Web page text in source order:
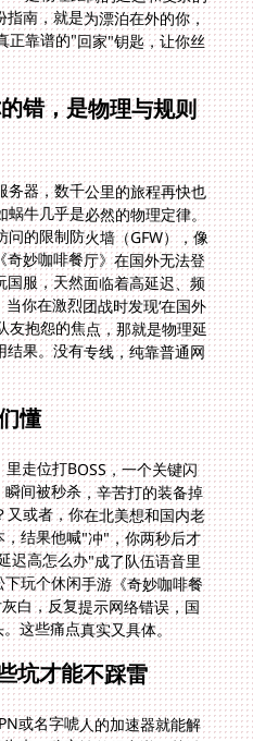
错，是物理与规则
务器，数千公里的旅程再快也
蜗牛几乎是必然的物理定律。
的限制防火墙（GFW），像
奇妙咖啡餐厅》在国外无法登
国服，天然面临着高延迟、频
你在激烈团战时发现‘在国外
友抱怨的焦点，那就是物理延
结果。没有专线，纯靠普通网
懂
走位打BOSS，一个关键闪
间被秒杀，辛苦打的装备掉
或者，你在北美想和国内老
结果他喊"冲"，你两秒后才
迟高怎么办"成了队伍语音里
玩个休闲手游《奇妙咖啡餐
白，反复提示网络错误，国
这些痛点真实又具体。
坑才能不踩雷
或名字唬人的加速器就能解
患，稳定性差得离谱，关键
传输更可能带来账号风险；
开黑。海外专线加速服务的
能满足国服游戏需求的优秀